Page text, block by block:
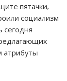
пятачки,
социализм
сегодня
атрибуты